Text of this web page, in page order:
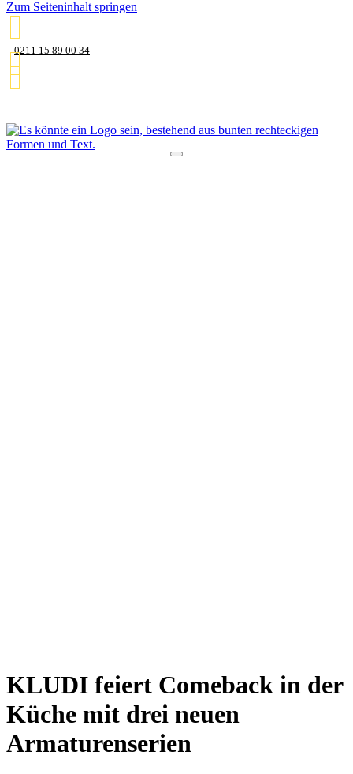
Zum Seiteninhalt springen
0211 15 89 00 34
KLUDI feiert Comeback in der
Küche mit drei neuen
Armaturenserien